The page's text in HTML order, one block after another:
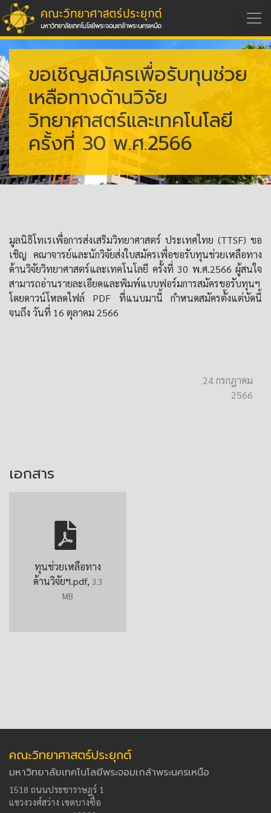
ขอเชิญสมัครเพื่อรับทุนช่วย
เหลือทางด้านวิจัย
วิทยาศาสตร์และเทคโนโลยี
ครั้งที่ 30 พ.ศ.2566
มูลนิธิโทเรเพื่อการส่งเสริมวิทยาศาสตร์ ประเทศไทย (TTSF) ขอ
เชิญ คณาจารย์และนักวิจัยส่งใบสมัครเพื่อขอรับทุนช่วยเหลือทาง
ด้านวิจัยวิทยาศาสตร์และเทคโนโลยี ครั้งที่ 30 พ.ศ.2566 ผู้สนใจ
สามารถอ่านรายละเอียดและพิมพ์แบบฟอร์มการสมัครขอรับทุนฯ
โดยดาวน์โหลดไฟล์ PDF ที่แนบมานี้ กำหนดสมัครตั้งแต่บัดนี้
จนถึง วันที่ 16 ตุลาคม 2566
24 กรกฎาคม
2566
เอกสาร
ทุนช่วยเหลือทาง
ด้านวิจัยฯ.pdf, 3.3
MB
คณะวิทยาศาสตร์ประยุกต์
มหาวิทยาลัยเทคโนโลยีพระจอมเกล้าพระนครเหนือ
1518 ถนนประชาราษฎร์ 1
แขวงวงศ์สว่าง เขตบางซื่อ